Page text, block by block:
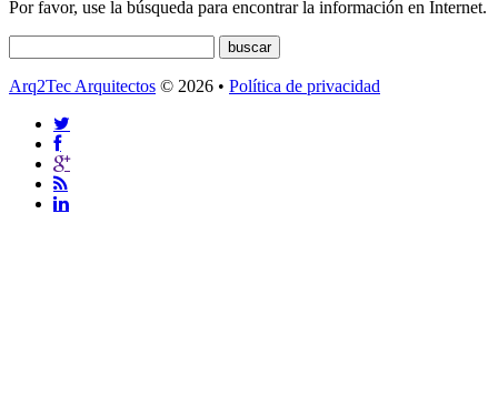
Por favor, use la búsqueda para encontrar la información en Internet.
Arq2Tec Arquitectos © 2026 • Política de privacidad